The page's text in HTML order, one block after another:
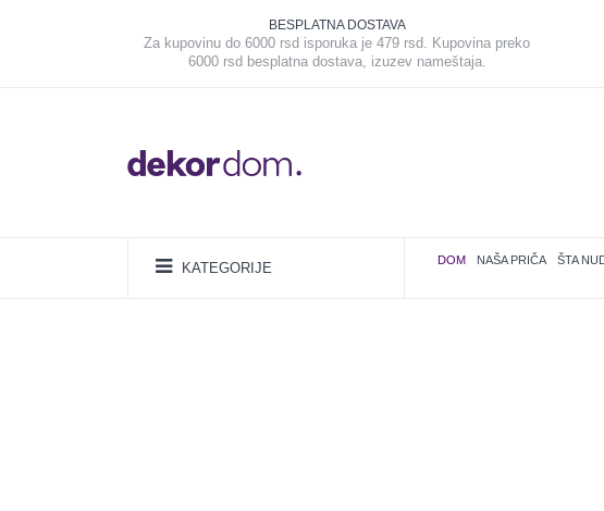
BESPLATNA DOSTAVA
Za kupovinu do 6000 rsd isporuka je 479 rsd. Kupovina preko
6000 rsd besplatna dostava, izuzev nameštaja.
KATEGORIJE DOM NAŠA PRIČA ŠTA